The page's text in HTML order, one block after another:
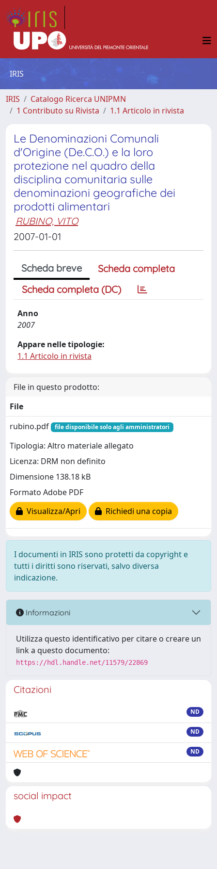
IRIS
IRIS
Catalogo Ricerca UNIPMN
1 Contributo su Rivista
1.1 Articolo in rivista
Le Denominazioni Comunali
d'Origine (De.C.O.) e la loro
protezione nel quadro della
disciplina comunitaria sulle
denominazioni geografiche dei
prodotti alimentari
RUBINO, VITO
2007-01-01
Scheda breve
Scheda completa
Scheda completa (DC)
Anno
2007
Appare nelle tipologie:
1.1 Articolo in rivista
File in questo prodotto:
File
rubino.pdf
file disponibile solo agli amministratori
Tipologia: Altro materiale allegato
Licenza: DRM non definito
Dimensione 138.18 kB
Formato Adobe PDF
Visualizza/Apri
Richiedi una copia
I documenti in IRIS sono protetti da copyright e
tutti i diritti sono riservati, salvo diversa
indicazione.
Informazioni
Utilizza questo identificativo per citare o creare un
link a questo documento:
https://hdl.handle.net/11579/22869
Citazioni
ND
ND
ND
social impact